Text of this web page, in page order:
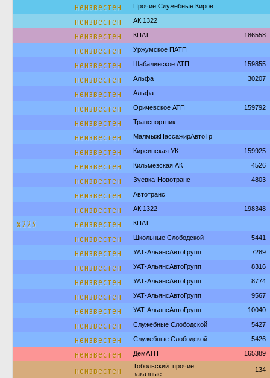
неизвестен Прочие Служебные Киров
неизвестен АК 1322
неизвестен КПАТ 186558
неизвестен Уржумское ПАТП
неизвестен Шабалинское АТП 159855
неизвестен Альфа 30207
неизвестен Альфа
неизвестен Оричевское АТП 159792
неизвестен Транспортник
неизвестен МалмыжПассажирАвтоТр
неизвестен Кирсинская УК 159925
неизвестен Кильмезская АК 4526
неизвестен Зуевка-Новотранс 4803
неизвестен Автотранс
неизвестен АК 1322 198348
х223 неизвестен КПАТ
неизвестен Школьные Слободской 5441
неизвестен УАТ-АльянсАвтоГрупп 7289
неизвестен УАТ-АльянсАвтоГрупп 8316
неизвестен УАТ-АльянсАвтоГрупп 8774
неизвестен УАТ-АльянсАвтоГрупп 9567
неизвестен УАТ-АльянсАвтоГрупп 10040
неизвестен Служебные Слободской 5427
неизвестен Служебные Слободской 5426
неизвестен ДемАТП 165389
неизвестен
Тобольский: прочие
заказные
134